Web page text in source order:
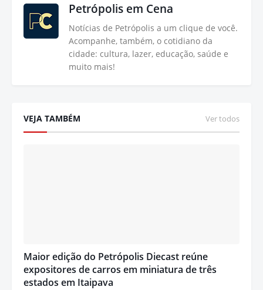
Petrópolis em Cena
Notícias de Petrópolis a um clique de você.
Acompanhe, também, o cotidiano da
cidade: cultura, lazer, educação, saúde e
muito mais!
VEJA TAMBÉM Ver todos
Maior edição do Petrópolis Diecast reúne
expositores de carros em miniatura de três
estados em Itaipava